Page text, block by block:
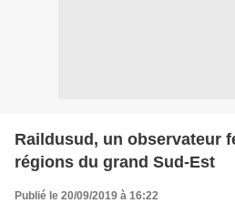
Raildusud, un observateur
régions du grand Sud-Est
Publié le 20/09/2019 à 16:22